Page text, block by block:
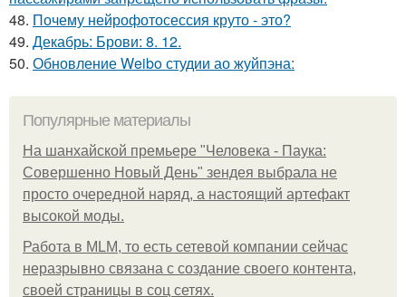
48. Почему нейрофотосессия круто - это?
49. Декабрь: Брови: 8. 12.
50. Обновление Weibo студии ао жуйпэна:
Популярные материалы
На шанхайской премьере "Человека - Паука:
Совершенно Новый День" зендея выбрала не
просто очередной наряд, а настоящий артефакт
высокой моды.
Работа в MLM, то есть сетевой компании сейчас
неразрывно связана с создание своего контента,
своей страницы в соц сетях.